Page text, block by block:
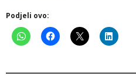
Podjeli ovo: